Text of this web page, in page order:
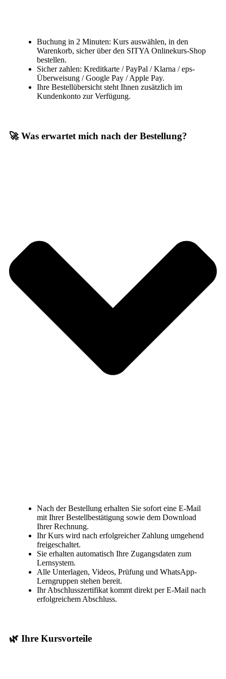
Buchung in 2 Minuten: Kurs auswählen, in den
Warenkorb, sicher über den SITYA Onlinekurs-Shop
bestellen.
Sicher zahlen: Kreditkarte / PayPal / Klarna / eps-
Überweisung / Google Pay / Apple Pay.
Ihre Bestellübersicht steht Ihnen zusätzlich im
Kundenkonto zur Verfügung.
🚀 Was erwartet mich nach der Bestellung?
Nach der Bestellung erhalten Sie sofort eine E-Mail
mit Ihrer Bestellbestätigung sowie dem Download
Ihrer Rechnung.
Ihr Kurs wird nach erfolgreicher Zahlung umgehend
freigeschaltet.
Sie erhalten automatisch Ihre Zugangsdaten zum
Lernsystem.
Alle Unterlagen, Videos, Prüfung und WhatsApp-
Lerngruppen stehen bereit.
Ihr Abschlusszertifikat kommt direkt per E-Mail nach
erfolgreichem Abschluss.
🌿 Ihre Kursvorteile